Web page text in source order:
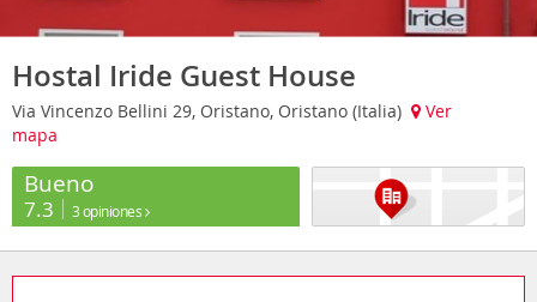
Hostal Iride Guest House
Via Vincenzo Bellini 29, Oristano, Oristano (Italia)
Ver
mapa
Bueno
7.3 3 opiniones